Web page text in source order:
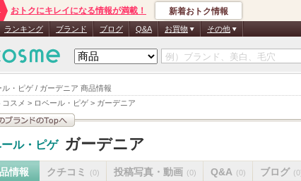
ル・ピゲ / ガーデニア 商品情報
コスメ > ロベール・ピゲ > ガーデニア
おトクにキレイになる情報が満載！ 新着おトク情報
ランキング ブランド ブログ Q&A お買物 その他
ール・ピゲ ガーデニア
情報 クチコミ (0) 投稿写真・動画 (0) Q&A (0) ブログ